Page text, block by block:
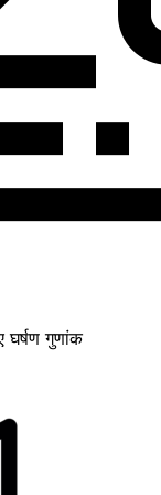
घर्षण गुणांक